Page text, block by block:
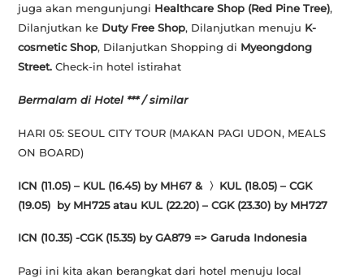
juga akan mengunjungi Healthcare Shop (Red Pine Tree),
Dilanjutkan ke Duty Free Shop, Dilanjutkan menuju K-
cosmetic Shop, Dilanjutkan Shopping di Myeongdong
Street. Check-in hotel istirahat
Bermalam di Hotel *** / similar
HARI 05: SEOUL CITY TOUR (MAKAN PAGI UDON, MEALS
ON BOARD)
ICN (11.05) – KUL (16.45) by MH67 & 〉 KUL (18.05) – CGK
(19.05) by MH725 atau KUL (22.20) – CGK (23.30) by MH727
ICN (10.35) -CGK (15.35) by GA879 => Garuda Indonesia
Pagi ini kita akan berangkat dari hotel menuju local